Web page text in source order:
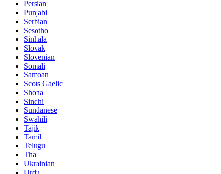
Persian
Punjabi
Serbian
Sesotho
Sinhala
Slovak
Slovenian
Somali
Samoan
Scots Gaelic
Shona
Sindhi
Sundanese
Swahili
Tajik
Tamil
Telugu
Thai
Ukrainian